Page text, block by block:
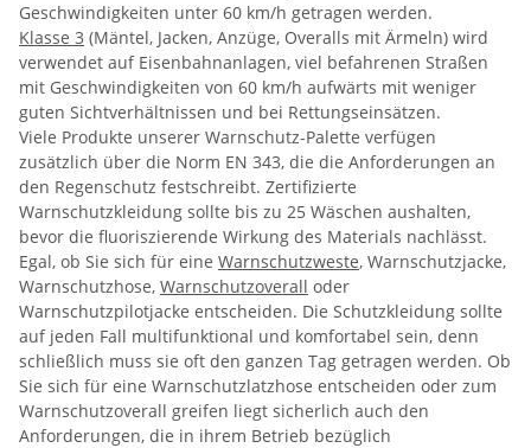
Geschwindigkeiten unter 60 km/h getragen werden.
Klasse 3 (Mäntel, Jacken, Anzüge, Overalls mit Ärmeln) wird
verwendet auf Eisenbahnanlagen, viel befahrenen Straßen
mit Geschwindigkeiten von 60 km/h aufwärts mit weniger
guten Sichtverhältnissen und bei Rettungseinsätzen.
Viele Produkte unserer Warnschutz-Palette verfügen
zusätzlich über die Norm EN 343, die die Anforderungen an
den Regenschutz festschreibt. Zertifizierte
Warnschutzkleidung sollte bis zu 25 Wäschen aushalten,
bevor die fluoriszierende Wirkung des Materials nachlässt.
Egal, ob Sie sich für eine Warnschutzweste, Warnschutzjacke,
Warnschutzhose, Warnschutzoverall oder
Warnschutzpilotjacke entscheiden. Die Schutzkleidung sollte
auf jeden Fall multifunktional und komfortabel sein, denn
schließlich muss sie oft den ganzen Tag getragen werden. Ob
Sie sich für eine Warnschutzlatzhose entscheiden oder zum
Warnschutzoverall greifen liegt sicherlich auch den
Anforderungen, die in ihrem Betrieb bezüglich